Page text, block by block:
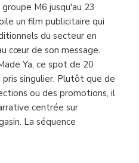
M6 jusqu'au 23
un film publicitaire qui
du secteur en
cœur de son message.
Ya, ce spot de 20
singulier. Plutôt que de
ou des promotions, il
centrée sur
La séquence